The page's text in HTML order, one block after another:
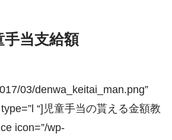
手当支給額
03/denwa_keitai_man.png”
“]児童手当の貰える金額教
icon=”/wp-